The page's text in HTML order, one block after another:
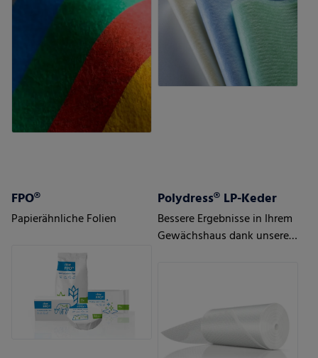
FPO®
Papierähnliche Folien
Polydress® LP-Keder
Bessere Ergebnisse in Ihrem
Gewächshaus dank unserer